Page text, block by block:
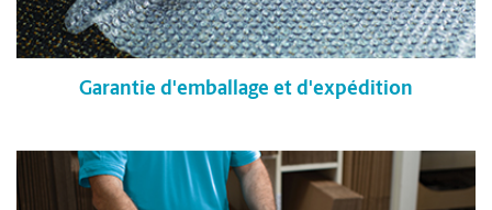
Garantie d'emballage et d'expédition